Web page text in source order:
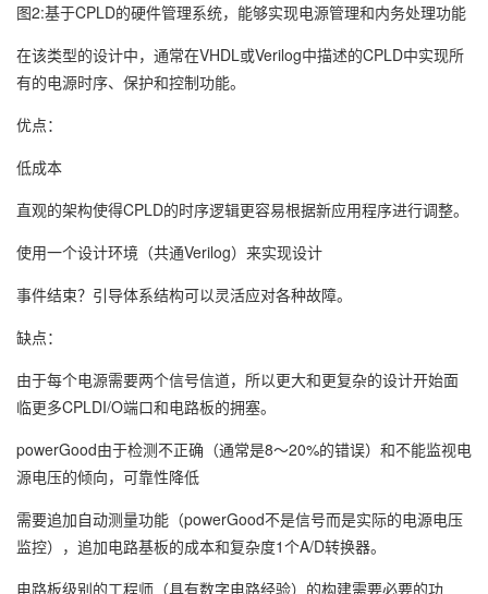
图2:基于CPLD的硬件管理系统，能够实现电源管理和内务处理功能
在该类型的设计中，通常在VHDL或Verilog中描述的CPLD中实现所
有的电源时序、保护和控制功能。
优点：
低成本
直观的架构使得CPLD的时序逻辑更容易根据新应用程序进行调整。
使用一个设计环境（共通Verilog）来实现设计
事件结束？引导体系结构可以灵活应对各种故障。
缺点：
由于每个电源需要两个信号信道，所以更大和更复杂的设计开始面
临更多CPLDI/O端口和电路板的拥塞。
powerGood由于检测不正确（通常是8～20%的错误）和不能监视电
源电压的倾向，可靠性降低
需要追加自动测量功能（powerGood不是信号而是实际的电源电压
监控），追加电路基板的成本和复杂度1个A/D转换器。
电路板级别的工程师（具有数字电路经验）的构建需要必要的功